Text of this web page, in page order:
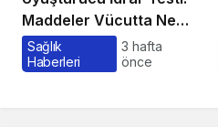
Maddeler Vücutta Ne
Kadar Kalır, Süreç
Nasıl İşler?
Sağlık
Haberleri
3 hafta
önce